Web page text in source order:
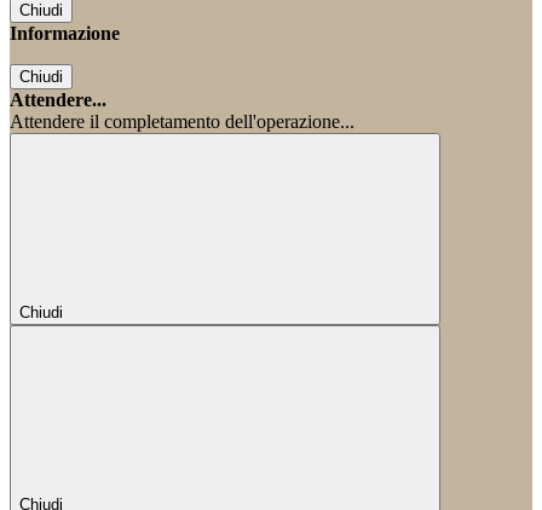
Chiudi
Informazione
Chiudi
Attendere...
Attendere il completamento dell'operazione...
Chiudi
Chiudi